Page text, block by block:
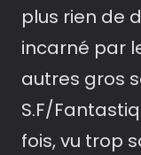
plus rien de
incarné par
autres gros
S.F/
fois, vu trop